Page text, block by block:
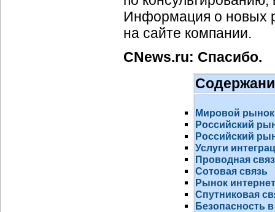
Информация о новых
на сайте компании.
CNews.ru: Спасибо.
Мировой рынок
Российский
Российский
Услуги
Проводная
Сотовая связь
Рынок
Спутниковая
Безопасность